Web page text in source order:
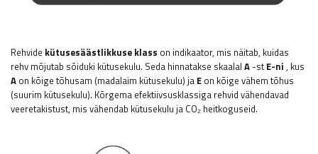
Rehvide kütusesäästlikkuse klass on indikaator, mis näitab, kuidas
rehv mõjutab sõiduki kütusekulu. Seda hinnatakse skaalal A -stE-ni , kus
A on kõige tõhusam (madalaim kütusekulu) ja E on kõige vähem tõhus
(suurim kütusekulu). Kõrgema efektiivsusklassiga rehvid vähendavad
veeretakistust, mis vähendab kütusekulu ja CO₂ heitkoguseid.